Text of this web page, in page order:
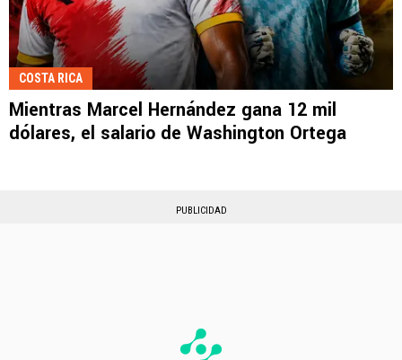
COSTA RICA
Mientras Marcel Hernández gana 12 mil
dólares, el salario de Washington Ortega
PUBLICIDAD